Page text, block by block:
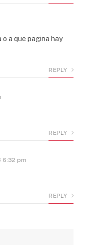
o a que pagina hay
REPLY
REPLY
6:32 pm
REPLY